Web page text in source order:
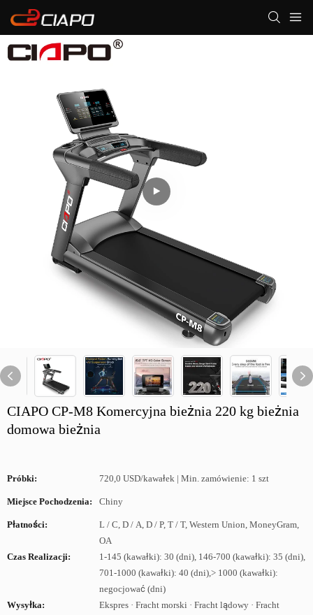
CIAPO CP-M8 Komercyjna bieżnia 220 kg bieżnia
domowa bieżnia
Próbki: 720,0 USD/kawałek | Min. zamówienie: 1 szt
Miejsce Pochodzenia: Chiny
Płatności:
L / C, D / A, D / P, T / T, Western Union, MoneyGram,
OA
Czas Realizacji:
1-145 (kawałki): 30 (dni), 146-700 (kawałki): 35 (dni),
701-1000 (kawałki): 40 (dni),> 1000 (kawałki):
negocjować (dni)
Wysyłka:
Ekspres · Fracht morski · Fracht lądowy · Fracht